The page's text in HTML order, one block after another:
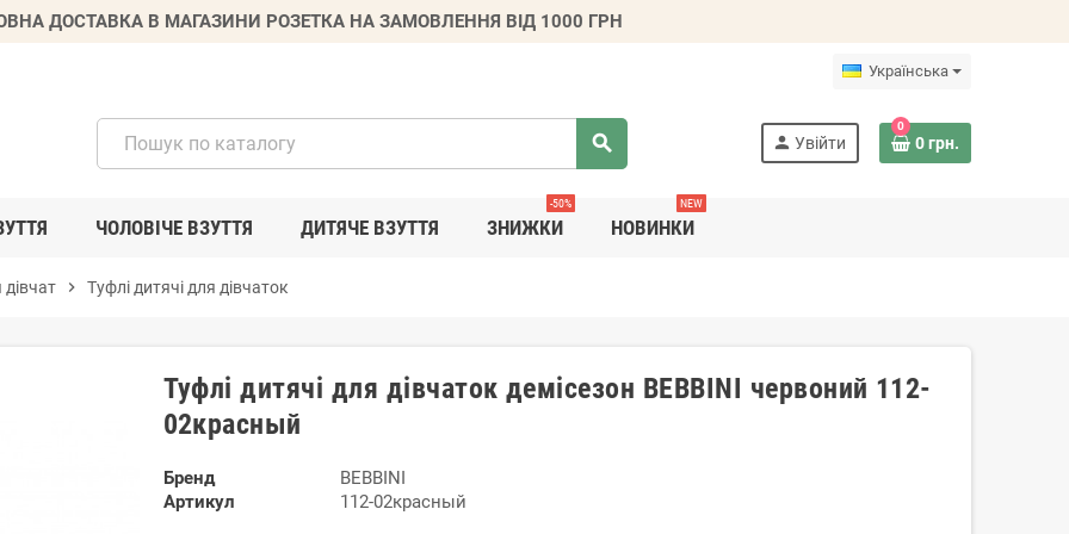
ДОСТАВКА В МАГАЗИНИ РОЗЕТКА НА ЗАМОВЛЕННЯ ВІД 1000 ГРН
Українська
search person Увійти
0
0 грн.
ЧОЛОВІЧЕ ВЗУТТЯ ДИТЯЧЕ ВЗУТТЯ ЗНИЖКИ
-50%
НОВИНКИ
NEW
дівчат chevron_right Туфлі дитячі для дівчаток
Туфлі дитячі для дівчаток демісезон BEBBINI червоний 112-
02красный
Бренд
BEBBINI
Артикул
112-02красный